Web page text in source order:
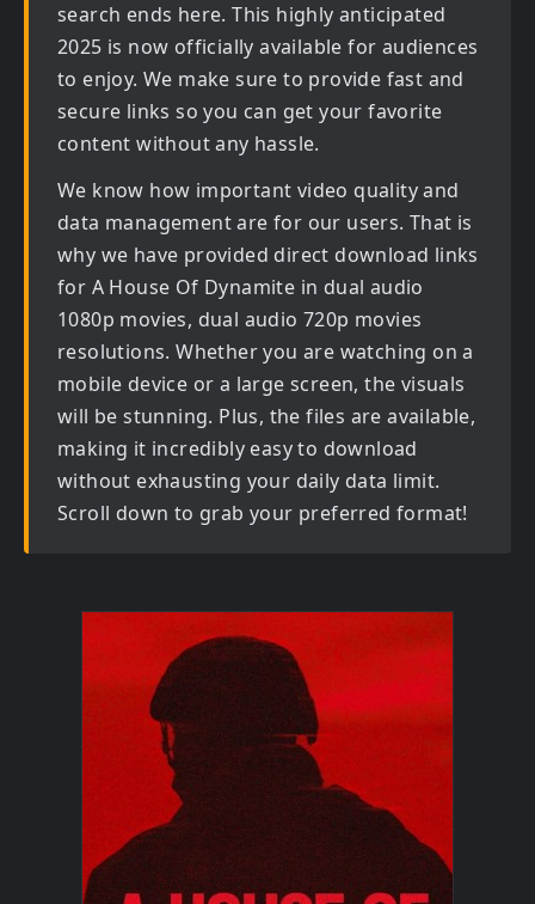
search ends here. This highly anticipated
2025 is now officially available for audiences
to enjoy. We make sure to provide fast and
secure links so you can get your favorite
content without any hassle.
We know how important video quality and
data management are for our users. That is
why we have provided direct download links
for A House Of Dynamite in dual audio
1080p movies, dual audio 720p movies
resolutions. Whether you are watching on a
mobile device or a large screen, the visuals
will be stunning. Plus, the files are available,
making it incredibly easy to download
without exhausting your daily data limit.
Scroll down to grab your preferred format!